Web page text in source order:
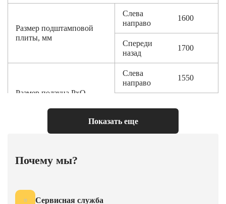
Размер подштамповой
плиты, мм
Слева
направо
1600
Спереди
назад
1700
Размер ползуна PxQ
Слева
направо
1550
1480
Мощность мотора, KW 200
Нижний усилие, KN
Показать еще
Почему мы?
Сервисная служба